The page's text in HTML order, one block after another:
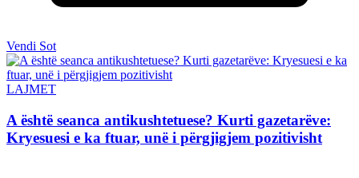
Vendi Sot
LAJMET
A është seanca antikushtetuese? Kurti gazetarëve:
Kryesuesi e ka ftuar, unë i përgjigjem pozitivisht